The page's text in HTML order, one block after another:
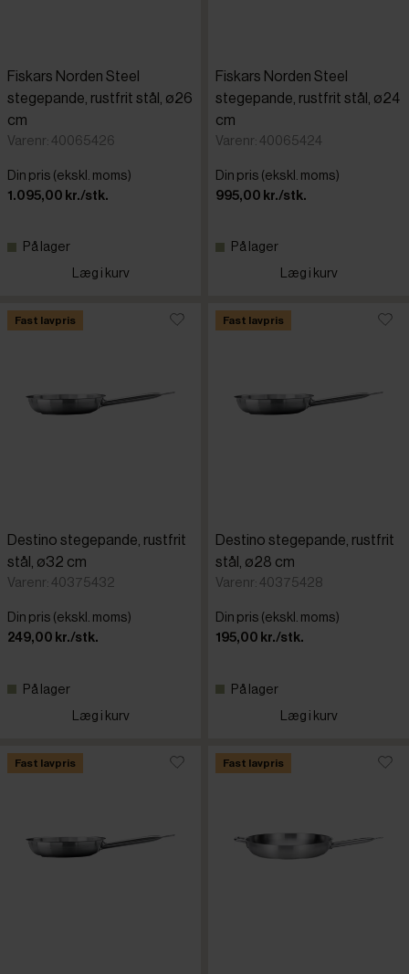
Fiskars Norden Steel
stegepande, rustfrit stål, ø26
cm
Varenr: 40065426
Din pris (ekskl. moms)
1.095,00 kr./stk.
På lager
Læg i kurv
Fiskars Norden Steel
stegepande, rustfrit stål, ø24
cm
Varenr: 40065424
Din pris (ekskl. moms)
995,00 kr./stk.
På lager
Læg i kurv
Fast lavpris
Destino stegepande, rustfrit
stål, ø32 cm
Varenr: 40375432
Din pris (ekskl. moms)
249,00 kr./stk.
På lager
Læg i kurv
Fast lavpris
Destino stegepande, rustfrit
stål, ø28 cm
Varenr: 40375428
Din pris (ekskl. moms)
195,00 kr./stk.
På lager
Læg i kurv
Fast lavpris Fast lavpris